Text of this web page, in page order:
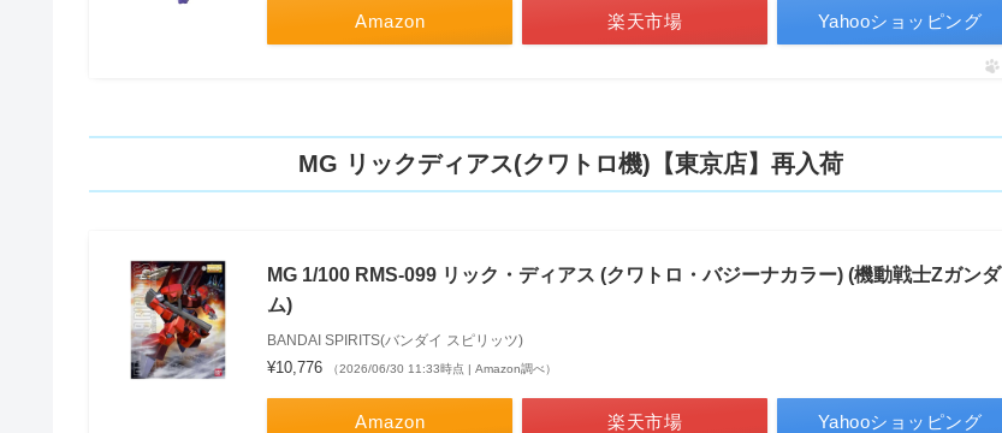
Amazon 楽天市場 Yahooショッピング
MG リックディアス(クワトロ機)【東京店】再入荷
MG 1/100 RMS-099 リック・ディアス (クワトロ・バジーナカラー) (機動戦士Zガンダ
ム)
BANDAI SPIRITS(バンダイ スピリッツ)
¥10,776 （2026/06/30 11:33時点 | Amazon調べ）
Amazon 楽天市場 Yahooショッピング